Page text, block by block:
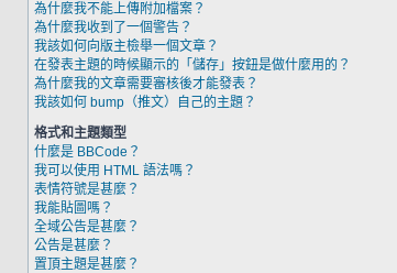
為什麼我不能上傳附加檔案？
為什麼我收到了一個警告？
我該如何向版主檢舉一個文章？
在發表主題的時候顯示的「儲存」按鈕是做什麼用的？
為什麼我的文章需要審核後才能發表？
我該如何 bump（推文）自己的主題？
格式和主題類型
什麼是 BBCode？
我可以使用 HTML 語法嗎？
表情符號是甚麼？
我能貼圖嗎？
全域公告是甚麼？
公告是甚麼？
置頂主題是甚麼？